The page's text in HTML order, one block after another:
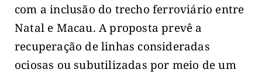
com a inclusão do trecho ferroviário entre
Natal e Macau. A proposta prevê a
recuperação de linhas consideradas
ociosas ou subutilizadas por meio de um